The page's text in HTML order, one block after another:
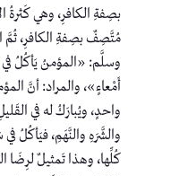
بصِفةِ الكافرِ، وهي
مُتَّصِفٌ بصِفةِ الكافرِ، ثُمَّ
وسلَّم: «المؤمنُ يَأكُلُ في
أَمْعاءٍ»، والمراد: أنَّ
واحدٍ، ويُبارَكُ له في
والشَّرَهِ والنَّهَمِ، فيَأكُلُ
كُلِّها، وهذا تَمثيلٌ لرِضَا